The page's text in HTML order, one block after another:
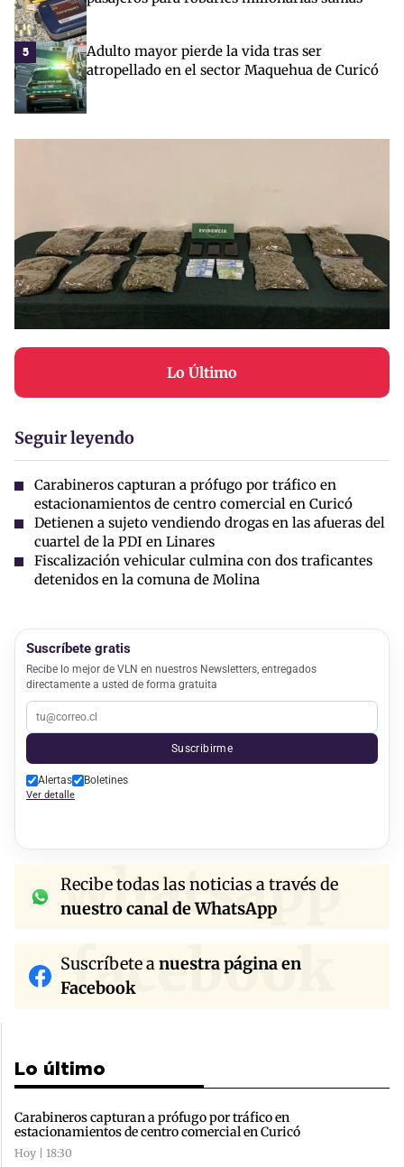
5
Adulto mayor pierde la vida tras ser
atropellado en el sector Maquehua de Curicó
Lo Último
Seguir leyendo
Carabineros capturan a prófugo por tráfico en
estacionamientos de centro comercial en Curicó
Detienen a sujeto vendiendo drogas en las afueras del
cuartel de la PDI en Linares
Fiscalización vehicular culmina con dos traficantes
detenidos en la comuna de Molina
Suscríbete gratis
Recibe lo mejor de VLN en nuestros Newsletters, entregados
directamente a usted de forma gratuita
Suscribirme
Alertas Boletines
Ver detalle
whatsapp
Recibe todas las noticias a través de
nuestro canal de WhatsApp
facebook
Suscríbete anuestra página en
Facebook
Lo último
Carabineros capturan a prófugo por tráfico en
estacionamientos de centro comercial en Curicó
Hoy | 18:30